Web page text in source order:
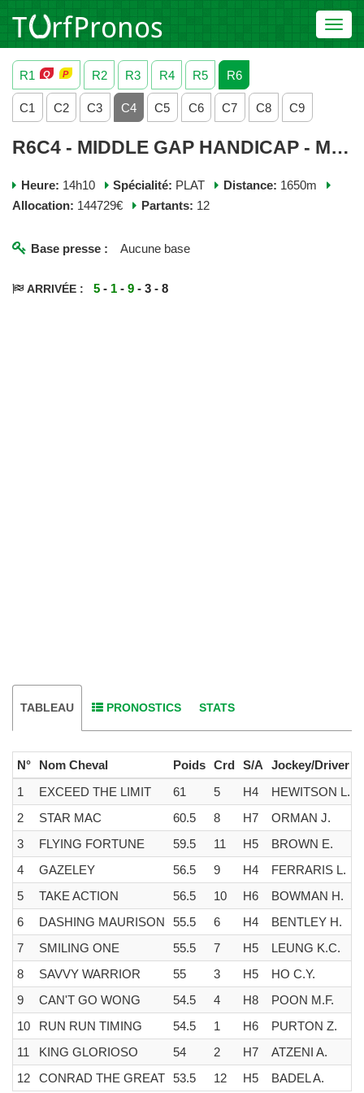
R1
R2 R3 R4 R5 R6
C1 C2 C3 C4 C5 C6 C7 C8 C9
R6C4 - MIDDLE GAP HANDICAP - MERCREDI 03 JUIN 2026
Heure: 14h10 Spécialité: PLAT Distance: 1650m
Allocation: 144729€ Partants: 12
Base presse : Aucune base
ARRIVÉE : 5 - 1 -9 - 3 - 8
TABLEAU PRONOSTICS STATS
N° Nom Cheval Poids Crd S/A Jockey/Driver
1
EXCEED THE LIMIT 61 5 H4 HEWITSON L.
2
STAR MAC 60.5 8 H7 ORMAN J.
3
FLYING FORTUNE 59.5 11 H5 BROWN E.
4
GAZELEY 56.5 9 H4 FERRARIS L.
5
TAKE ACTION 56.5 10 H6 BOWMAN H.
6
DASHING MAURISON 55.5 6 H4 BENTLEY H.
7
SMILING ONE 55.5 7 H5 LEUNG K.C.
8
SAVVY WARRIOR 55 3 H5 HO C.Y.
9
CAN'T GO WONG 54.5 4 H8 POON M.F.
10
RUN RUN TIMING 54.5 1 H6 PURTON Z.
11
KING GLORIOSO 54 2 H7 ATZENI A.
12
CONRAD THE GREAT 53.5 12 H5 BADEL A.